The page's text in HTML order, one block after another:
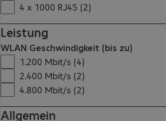
4 x 1000 RJ45 (2)
Leistung
WLAN Geschwindigkeit (bis zu)
1.200 Mbit/s (4)
2.400 Mbit/s (2)
4.800 Mbit/s (2)
Allgemein